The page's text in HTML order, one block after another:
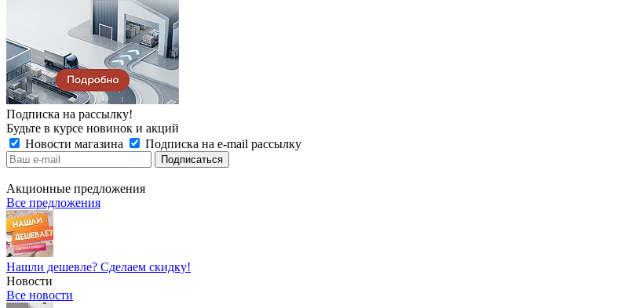
Подписка на рассылку!
Будьте в курсе новинок и акций
Новости магазина
Подписка на e-mail рассылку
Акционные предложения
Все предложения
Нашли дешевле? Сделаем скидку!
Новости
Все новости